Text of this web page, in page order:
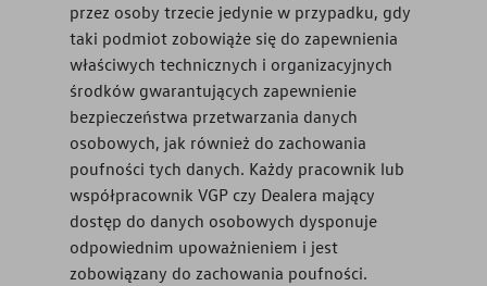
przez osoby trzecie jedynie w przypadku, gdy
taki podmiot zobowiąże się do zapewnienia
właściwych technicznych i organizacyjnych
środków gwarantujących zapewnienie
bezpieczeństwa przetwarzania danych
osobowych, jak również do zachowania
poufności tych danych. Każdy pracownik lub
współpracownik VGP czy Dealera mający
dostęp do danych osobowych dysponuje
odpowiednim upoważnieniem i jest
zobowiązany do zachowania poufności.